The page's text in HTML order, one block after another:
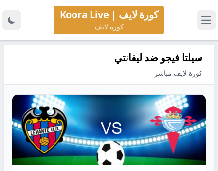
كورة لايف | Koora Live
كورة لايف
سيلتا فيجو ضد ليفانتي
كورة لايف مباشر